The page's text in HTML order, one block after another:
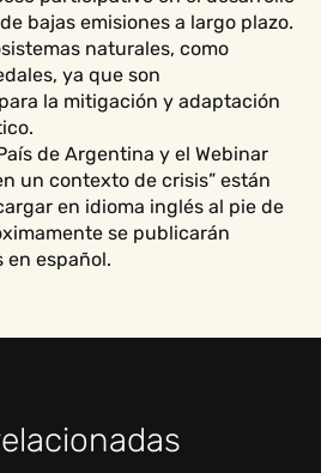
bajas emisiones a largo plazo.
naturales, como
ya que son
la mitigación y adaptación
de Argentina y el Webinar
un contexto de crisis” están
en idioma inglés al pie de
se publicarán
en español.